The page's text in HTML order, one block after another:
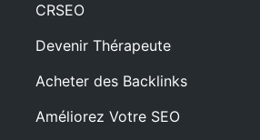
CRSEO
Devenir Thérapeute
Acheter des Backlinks
Améliorez Votre SEO